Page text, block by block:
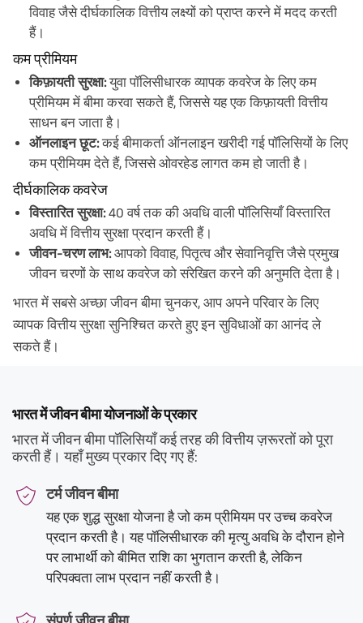
विवाह जैसे दीर्घकालिक वित्तीय लक्ष्यों को प्राप्त करने में मदद करती
हैं।
कम प्रीमियम
किफ़ायती सुरक्षा:युवा पॉलिसीधारक व्यापक कवरेज के लिए कम
प्रीमियम में बीमा करवा सकते हैं, जिससे यह एक किफ़ायती वित्तीय
साधन बन जाता है।
ऑनलाइन छूट:कई बीमाकर्ता ऑनलाइन खरीदी गई पॉलिसियों के लिए
कम प्रीमियम देते हैं, जिससे ओवरहेड लागत कम हो जाती है।
दीर्घकालिक कवरेज
विस्तारित सुरक्षा:40 वर्ष तक की अवधि वाली पॉलिसियाँ विस्तारित
अवधि में वित्तीय सुरक्षा प्रदान करती हैं।
जीवन-चरण लाभ:आपको विवाह, पितृत्व और सेवानिवृत्ति जैसे प्रमुख
जीवन चरणों के साथ कवरेज को संरेखित करने की अनुमति देता है।
भारत में सबसे अच्छा जीवन बीमा चुनकर, आप अपने परिवार के लिए
व्यापक वित्तीय सुरक्षा सुनिश्चित करते हुए इन सुविधाओं का आनंद ले
सकते हैं।
भारत में जीवन बीमा योजनाओं के प्रकार
भारत में जीवन बीमा पॉलिसियाँ कई तरह की वित्तीय ज़रूरतों को पूरा
करती हैं। यहाँ मुख्य प्रकार दिए गए हैं:
टर्म जीवन बीमा
यह एक शुद्ध सुरक्षा योजना है जो कम प्रीमियम पर उच्च कवरेज
प्रदान करती है। यह पॉलिसीधारक की मृत्यु अवधि के दौरान होने
पर लाभार्थी को बीमित राशि का भुगतान करती है, लेकिन
परिपक्वता लाभ प्रदान नहीं करती है।